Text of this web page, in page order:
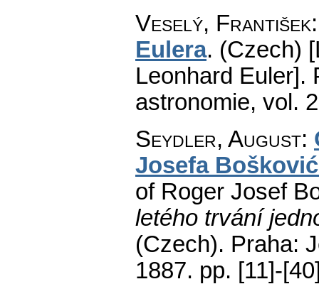
Veselý, František
Eulera. (Czech)
Leonhard Euler].
astronomie, vol.
Seydler, August:
Josefa
of Roger Josef
letého trvání
(Czech). Praha:
1887. pp. [11]-